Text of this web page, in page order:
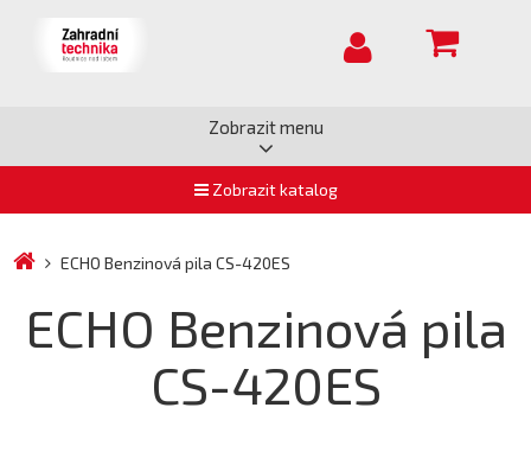
Zobrazit menu
Zobrazit katalog
ECHO Benzinová pila CS-420ES
ECHO Benzinová pila
CS-420ES